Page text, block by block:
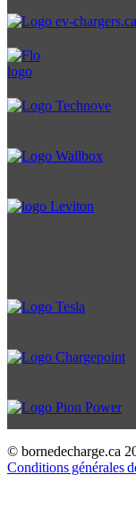
© bornedecharge.ca
Conditions générales